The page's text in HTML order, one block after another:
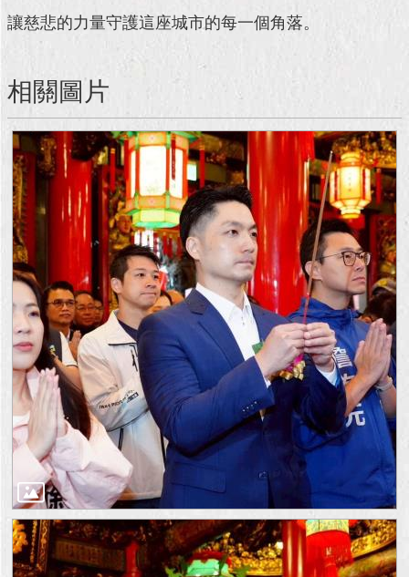
互
動
活
動
主
題
館
回
首
頁
網
站
導
覽
English
常
見
即
時
新
讓慈悲的力量守護這座城市的每一個角落。
相關圖片